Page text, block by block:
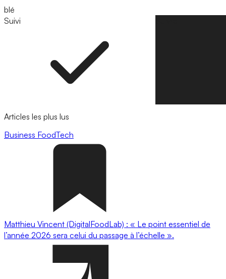
blé
Suivi
Articles les plus lus
Business FoodTech
Matthieu Vincent (DigitalFoodLab) : « Le point essentiel de
l’année 2026 sera celui du passage à l’échelle ».